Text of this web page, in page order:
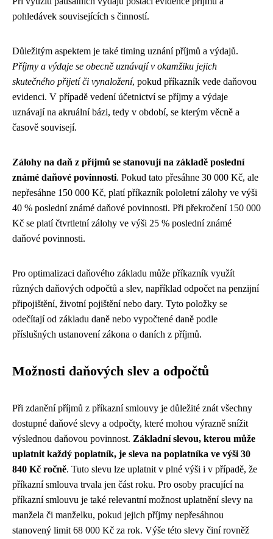
pohledávek souvisejících s činností.
Důležitým aspektem je také timing uznání příjmů a výdajů.
Příjmy a výdaje se obecně uznávají v okamžiku jejich
skutečného přijetí či vynaložení, pokud příkazník vede daňovou
evidenci. V případě vedení účetnictví se příjmy a výdaje
uznávají na akruální bázi, tedy v období, se kterým věcně a
časově souvisejí.
Zálohy na daň z příjmů se stanovují na základě poslední
známé daňové povinnosti. Pokud tato přesáhne 30 000 Kč, ale
nepřesáhne 150 000 Kč, platí příkazník pololetní zálohy ve výši
40 % poslední známé daňové povinnosti. Při překročení 150 000
Kč se platí čtvrtletní zálohy ve výši 25 % poslední známé
daňové povinnosti.
Pro optimalizaci daňového základu může příkazník využít
různých daňových odpočtů a slev, například odpočet na penzijní
připojištění, životní pojištění nebo dary. Tyto položky se
odečítají od základu daně nebo vypočtené daně podle
příslušných ustanovení zákona o daních z příjmů.
Možnosti daňových slev a odpočtů
Při zdanění příjmů z příkazní smlouvy je důležité znát všechny
dostupné daňové slevy a odpočty, které mohou výrazně snížit
výslednou daňovou povinnost. Základní slevou, kterou může
uplatnit každý poplatník, je sleva na poplatníka ve výši 30
840 Kč ročně. Tuto slevu lze uplatnit v plné výši i v případě, že
příkazní smlouva trvala jen část roku. Pro osoby pracující na
příkazní smlouvu je také relevantní možnost uplatnění slevy na
manžela či manželku, pokud jejich příjmy nepřesáhnou
stanovený limit 68 000 Kč za rok. Výše této slevy činí rovněž